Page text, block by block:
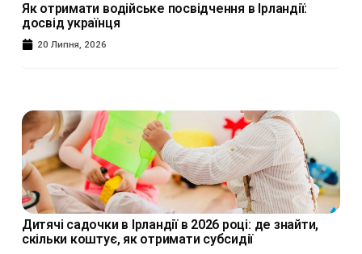
Як отримати водійське посвідчення в Ірландії:
досвід українця
20 Липня, 2026
Дитячі садочки в Ірландії в 2026 році: де знайти,
скільки коштує, як отримати субсидії